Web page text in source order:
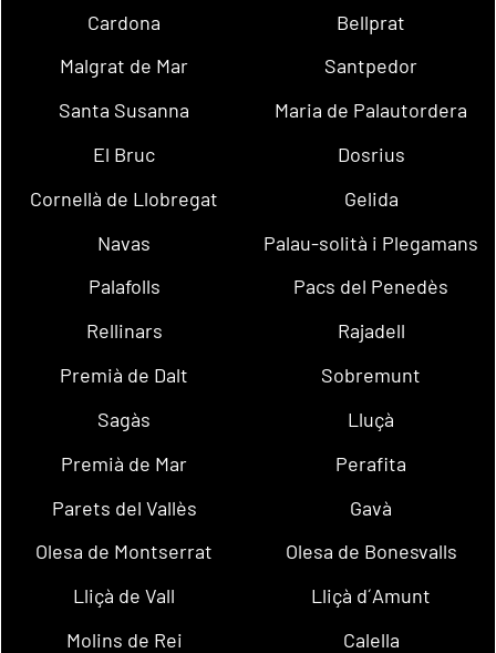
Cardona
Bellprat
Malgrat de Mar
Santpedor
Santa Susanna
Maria de Palautordera
El Bruc
Dosrius
Cornellà de Llobregat
Gelida
Navas
Palau-solità i Plegamans
Palafolls
Pacs del Penedès
Rellinars
Rajadell
Premià de Dalt
Sobremunt
Sagàs
Lluçà
Premià de Mar
Perafita
Parets del Vallès
Gavà
Olesa de Montserrat
Olesa de Bonesvalls
Lliçà de Vall
Lliçà d´Amunt
Molins de Rei
Calella